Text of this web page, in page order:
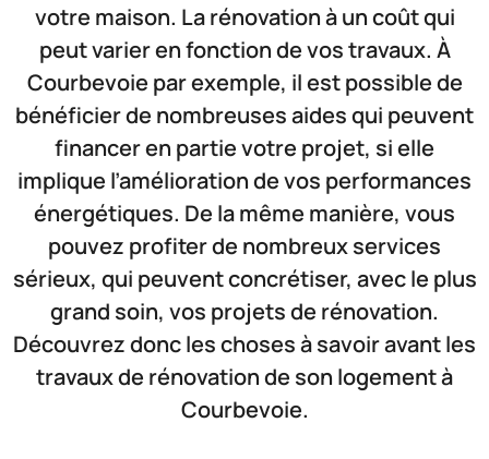
votre maison. La rénovation à un coût qui
peut varier en fonction de vos travaux. À
Courbevoie par exemple, il est possible de
bénéficier de nombreuses aides qui peuvent
financer en partie votre projet, si elle
implique l’amélioration de vos performances
énergétiques. De la même manière, vous
pouvez profiter de nombreux services
sérieux, qui peuvent concrétiser, avec le plus
grand soin, vos projets de rénovation.
Découvrez donc les choses à savoir avant les
travaux de rénovation de son logement à
Courbevoie.